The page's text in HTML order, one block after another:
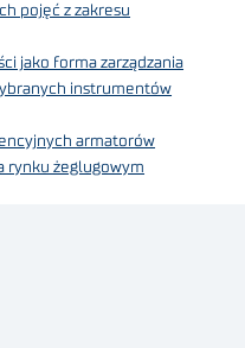
pojęć z zakresu
jako forma zarządzania
instrumentów
armatorów
rynku żeglugowym